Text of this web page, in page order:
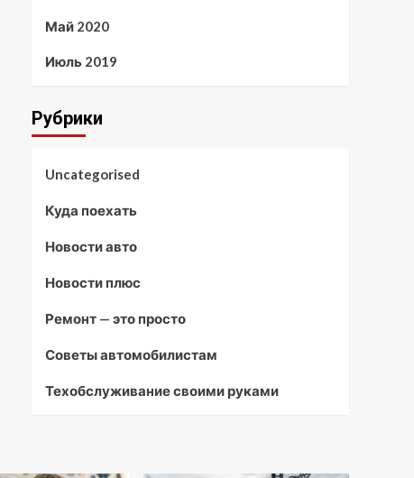
Май 2020
Июль 2019
Рубрики
Uncategorised
Куда поехать
Новости авто
Новости плюс
Ремонт — это просто
Советы автомобилистам
Техобслуживание своими руками